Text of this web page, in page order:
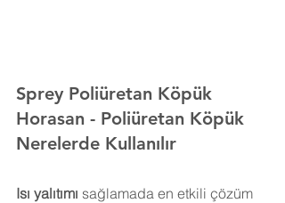
Sprey Poliüretan Köpük
Horasan - Poliüretan Köpük
Nerelerde Kullanılır
Isı yalıtımı sağlamada en etkili çözüm